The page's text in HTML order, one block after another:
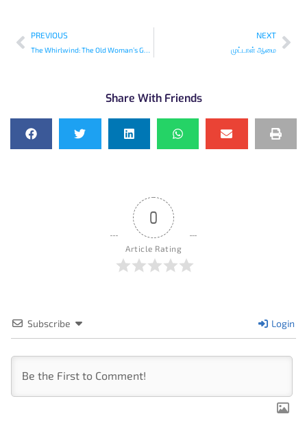
PREVIOUS
The Whirlwind: The Old Woman’s Ghost
NEXT
முட்டாள் ஆமை
Share With Friends
0
Article Rating
Subscribe Login